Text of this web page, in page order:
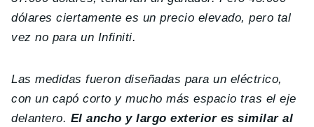
dólares ciertamente es un precio elevado, pero tal
vez no para un Infiniti.
Las medidas fueron diseñadas para un eléctrico,
con un capó corto y mucho más espacio tras el eje
delantero. El ancho y largo exterior es similar al